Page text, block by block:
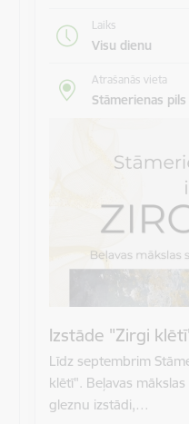
Laiks
Visu dienu
Atrašanās vieta
Stāmerienas pils
Izstāde "Zirgi
Līdz septembrim
klētī". Beļavas
gleznu izstādi,…